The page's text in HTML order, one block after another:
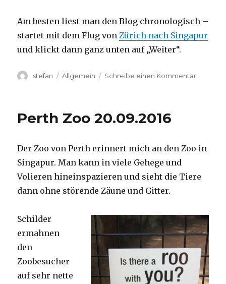
Am besten liest man den Blog chronologisch –
startet mit dem Flug vonZürich nach Singapur
und klickt dann ganz unten auf „Weiter“.
Autor
stefan Kategorien
Allgemein Schreibe einen Kommentarzu
Perth
Perth Zoo 20.09.2016
Der Zoo von Perth erinnert mich an den Zoo in
Singapur. Man kann in viele Gehege und
Volieren hineinspazieren und sieht die Tiere
dann ohne störende Zäune und Gitter.
Schilder
ermahnen
den
Zoobesucher
auf sehr nette